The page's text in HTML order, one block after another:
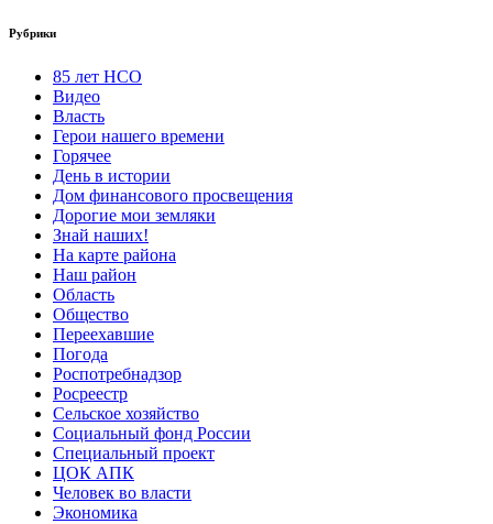
Рубрики
85 лет НСО
Видео
Власть
Герои нашего времени
Горячее
День в истории
Дом финансового просвещения
Дорогие мои земляки
Знай наших!
На карте района
Наш район
Область
Общество
Переехавшие
Погода
Роспотребнадзор
Росреестр
Сельское хозяйство
Социальный фонд России
Специальный проект
ЦОК АПК
Человек во власти
Экономика